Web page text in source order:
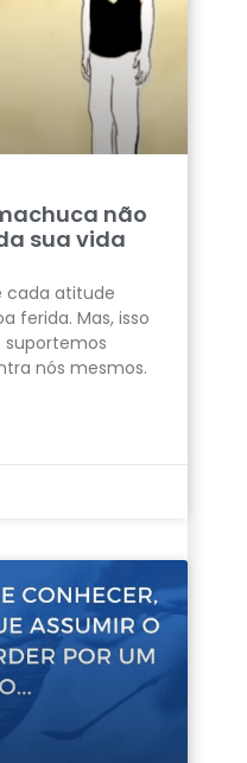
não
sua vida
cada atitude
ferida. Mas, isso
nós mesmos.